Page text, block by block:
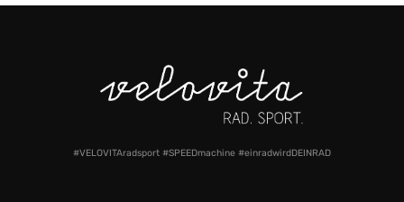
#VELOVITAradsport #SPEEDmachine #einradwirdDEINRAD